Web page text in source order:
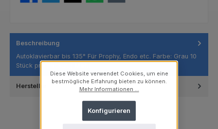
Beschreibung
Autoklavierbar bis 135° Für Prophy, Endo etc. Farbe: Grau 10
Stück pro Packung
Hersteller
Diese Website verwendet Cookies, um eine
bestmögliche Erfahrung bieten zu können.
Mehr Informationen ...
Konfigurieren